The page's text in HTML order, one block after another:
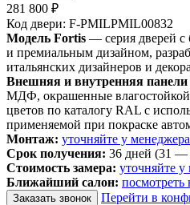
281 800 ₽
Код двери: F-PMILPMIL00832
Модель Fortis — серия дверей с
и премиальным дизайном,
итальянских дизайнеров и
Внешняя и внутренняя
МДФ, окрашенные
цветов по каталогу RAL с
применяемой при покраске
Монтаж: уточняйте у менеджера
Срок получения: 36 дней (31 —
Стоимость замера: уточняйте у
Ближайший салон: посмотреть
Заказать звонок
Перейти в